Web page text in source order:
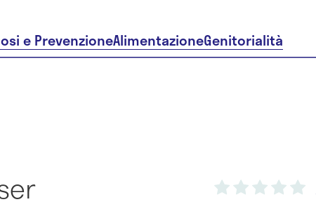
e PrevenzioneAlimentazioneGenitorialità